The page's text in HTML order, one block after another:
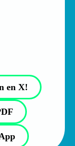
en X!